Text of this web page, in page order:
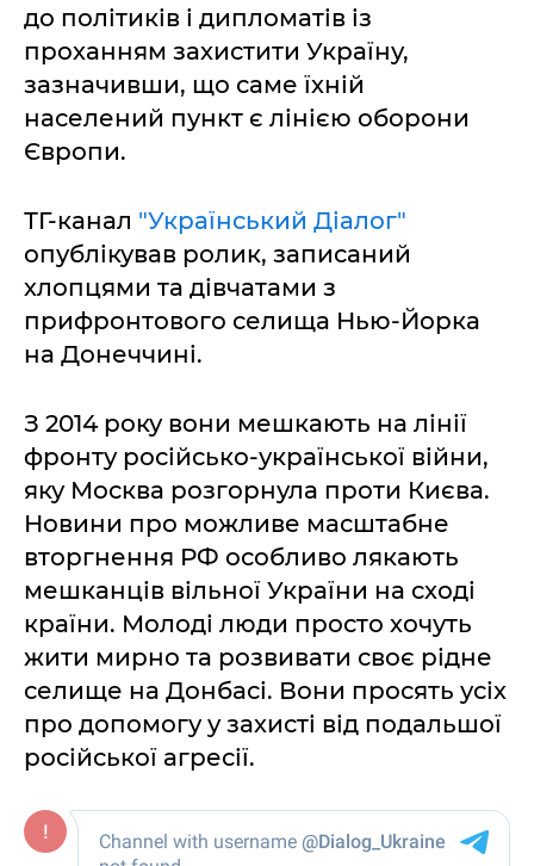
до політиків і дипломатів із
проханням захистити Україну,
зазначивши, що саме їхній
населений пункт є лінією оборони
Європи.
ТГ-канал "Український Діалог"
опублікував ролик, записаний
хлопцями та дівчатами з
прифронтового селища Нью-Йорка
на Донеччині.
З 2014 року вони мешкають на лінії
фронту російсько-української війни,
яку Москва розгорнула проти Києва.
Новини про можливе масштабне
вторгнення РФ особливо лякають
мешканців вільної України на сході
країни. Молоді люди просто хочуть
жити мирно та розвивати своє рідне
селище на Донбасі. Вони просять усіх
про допомогу у захисті від подальшої
російської агресії.